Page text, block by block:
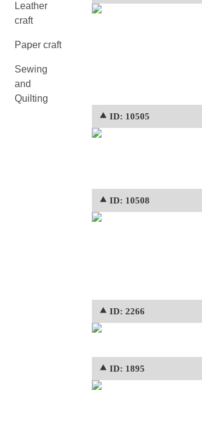
Leather
craft
Paper craft
Sewing
and
Quilting
⯅ ID: 10505
⯅ ID: 10508
⯅ ID: 2266
⯅ ID: 1895